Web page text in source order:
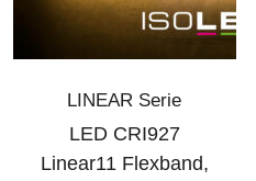
LINEAR Serie
LED CRI927
Linear11 Flexband,